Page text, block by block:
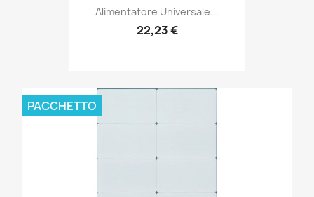
Alimentatore Universale...
22,23 €
PACCHETTO